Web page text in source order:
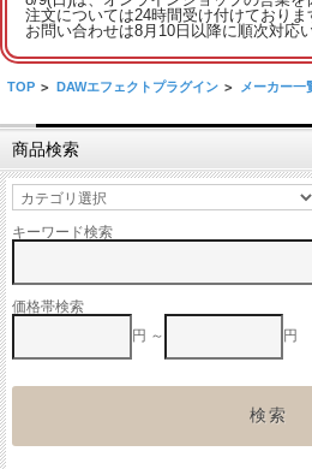
注文については24時間受け付けており
お問い合わせは8月10日以降に順次対応
TOP > DAWエフェクトプラグイン > メーカー一
商品検索
キーワード検索
価格帯検索
円 ～
円